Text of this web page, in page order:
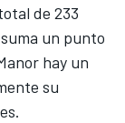
de 233
un punto
hay un
su